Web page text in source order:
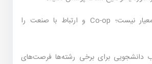
رتبه دانشگاه تنها معیار نیست؛ Co-op و ارتباط با صنعت را
دانشجویی برای برخی رشته‌ها فرصت‌های